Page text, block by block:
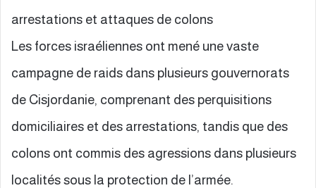
arrestations et attaques de colons
Les forces israéliennes ont mené une vaste
campagne de raids dans plusieurs gouvernorats
de Cisjordanie, comprenant des perquisitions
domiciliaires et des arrestations, tandis que des
colons ont commis des agressions dans plusieurs
localités sous la protection de l’armée.